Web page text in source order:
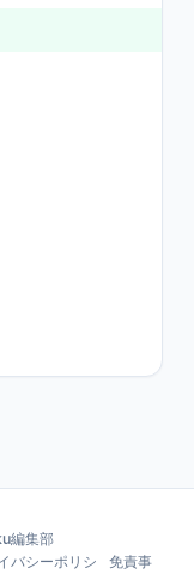
編集部
バシーポリシ 免責事